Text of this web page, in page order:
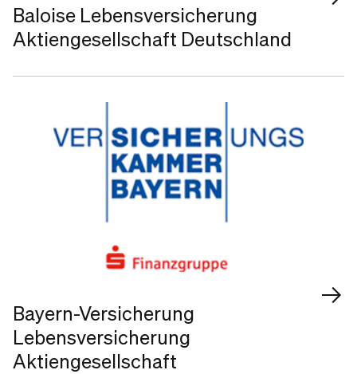
Baloise Lebensversicherung
Aktiengesellschaft Deutschland
Bayern-Versicherung
Lebensversicherung
Aktiengesellschaft